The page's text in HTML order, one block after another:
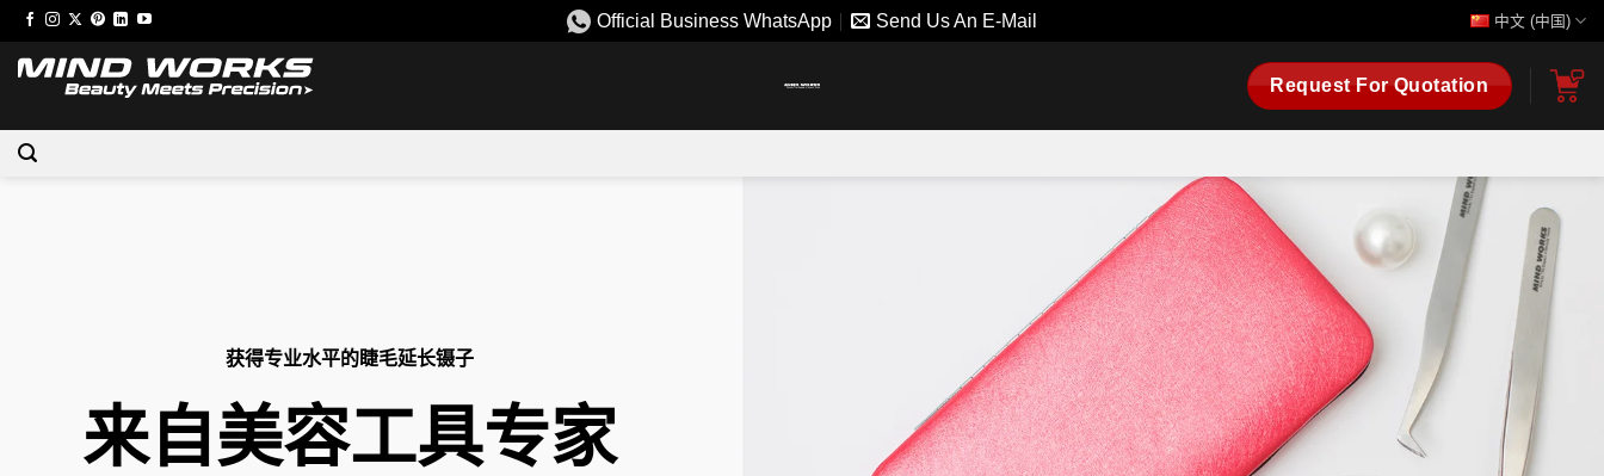
到
内
Official Business WhatsApp Send Us An E-Mail 中文 (中国)
Request For Quotation
获得专业水平的睫毛延长镊子
来自美容工具专家